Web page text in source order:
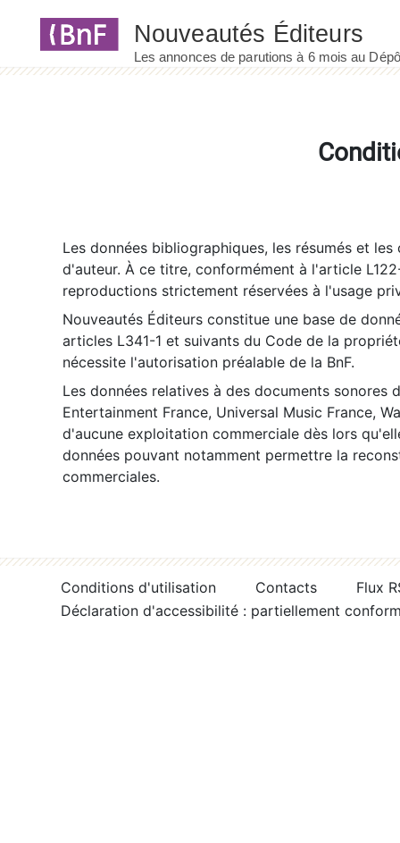
Les données bibliographiques, les résumés et
d'auteur. À ce titre, conformément à l'article
reproductions strictement réservées à l'usage
Nouveautés Éditeurs constitue une base de
articles L341-1 et suivants du Code de la
nécessite l'autorisation préalable de la BnF.
Les données relatives à des documents sonores
Entertainment France, Universal Music France,
d'aucune exploitation commerciale dès lors
données pouvant notamment permettre la
commerciales.
Conditions d'utilisation Contacts
Flux
Déclaration d'accessibilité : partiellement